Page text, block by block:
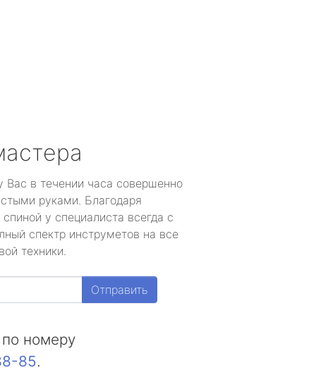
Вас в течении часа совершенно
руками. Благодаря
у специалиста всегда с
спектр инструметов на все
техники.
Отправить
номеру
85.